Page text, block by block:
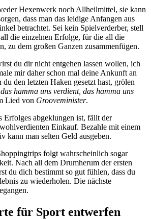
Hexenwerk noch Allheilmittel, sie kann
dass man das leidige Anfangen aus
betrachtet. Sei kein Spielverderber, stell
die einzelnen Erfolge, für die all die
zu dem großen Ganzen zusammenfügen.
du dir nicht entgehen lassen wollen, ich
mir daher schon mal deine Ankunft an
den letzten Haken gesetzt hast, grölen
„das hamma uns verdient, das hamma uns
Lied von Grooveminister.
Erfolges abgeklungen ist, fällt der
Einkauf. Bezahle mit einem
kann man selten Geld ausgeben.
folgt wahrscheinlich sogar
Nach all dem Drumherum der ersten
du dich bestimmt so gut fühlen, dass du
zu wiederholen. Die nächste
für Sport entwerfen